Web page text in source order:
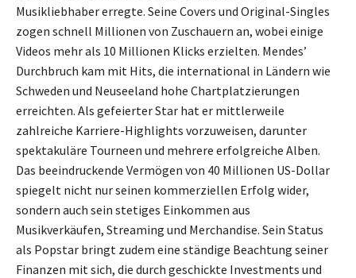
Musikliebhaber erregte. Seine Covers und Original-Singles
zogen schnell Millionen von Zuschauern an, wobei einige
Videos mehr als 10 Millionen Klicks erzielten. Mendes’
Durchbruch kam mit Hits, die international in Ländern wie
Schweden und Neuseeland hohe Chartplatzierungen
erreichten. Als gefeierter Star hat er mittlerweile
zahlreiche Karriere-Highlights vorzuweisen, darunter
spektakuläre Tourneen und mehrere erfolgreiche Alben.
Das beeindruckende Vermögen von 40 Millionen US-Dollar
spiegelt nicht nur seinen kommerziellen Erfolg wider,
sondern auch sein stetiges Einkommen aus
Musikverkäufen, Streaming und Merchandise. Sein Status
als Popstar bringt zudem eine ständige Beachtung seiner
Finanzen mit sich, die durch geschickte Investments und